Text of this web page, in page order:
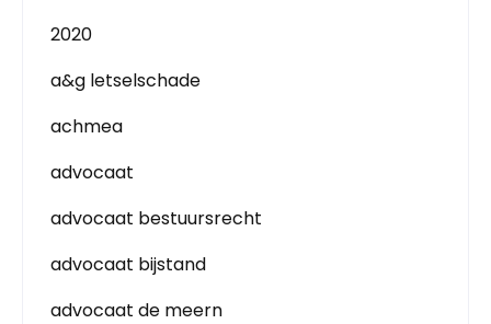
2020
a&g letselschade
achmea
advocaat
advocaat bestuursrecht
advocaat bijstand
advocaat de meern